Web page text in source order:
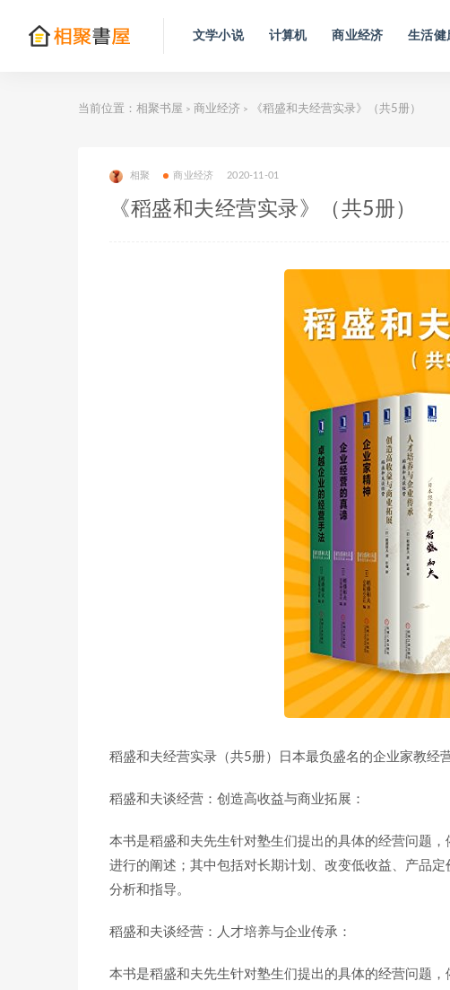
文学小说 计算机 商业经济 生活健
当前位置： 相聚书屋 > 商业经济 > 《稻盛和夫经营实录》（共5册）
相聚 商业经济 2020-11-01
《稻盛和夫经营实录》（共5册）
稻盛和夫经营实录（共5册）日本最负盛名的企业家教经
稻盛和夫谈经营：创造高收益与商业拓展：
本书是稻盛和夫先生针对塾生们提出的具体的经营问题
进行的阐述；其中包括对长期计划、改变低收益、产品
分析和指导。
稻盛和夫谈经营：人才培养与企业传承：
本书是稻盛和夫先生针对塾生们提出的具体的经营问题